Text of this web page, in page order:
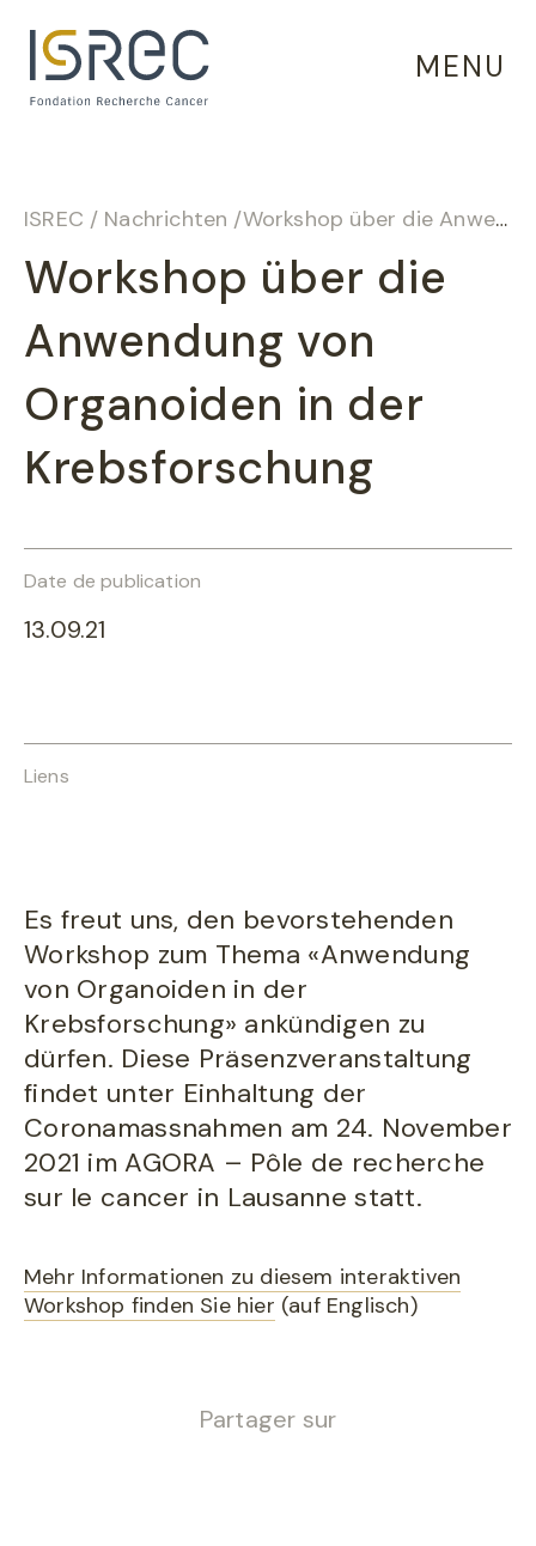
MENU
ISREC / Nachrichten /Workshop über die Anwendung von Organoiden in der Krebsforschung
Workshop über die
Anwendung von
Organoiden in der
Krebsforschung
Date de publication
13.09.21
Liens
Es freut uns, den bevorstehenden
Workshop zum Thema «Anwendung
von Organoiden in der
Krebsforschung» ankündigen zu
dürfen. Diese Präsenzveranstaltung
findet unter Einhaltung der
Coronamassnahmen am 24. November
2021 im AGORA – Pôle de recherche
sur le cancer in Lausanne statt.
Mehr Informationen zu diesem interaktiven
Workshop finden Sie hier (auf Englisch)
Partager sur